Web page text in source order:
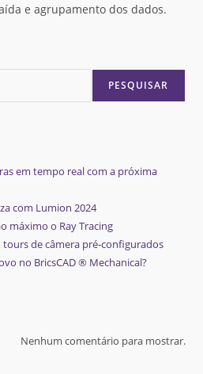
e agrupamento dos dados.
PESQUISAR
em tempo real com a próxima
com Lumion 2024
máximo o Ray Tracing
de câmera pré-configurados
no BricsCAD ® Mechanical?
Nenhum comentário para mostrar.